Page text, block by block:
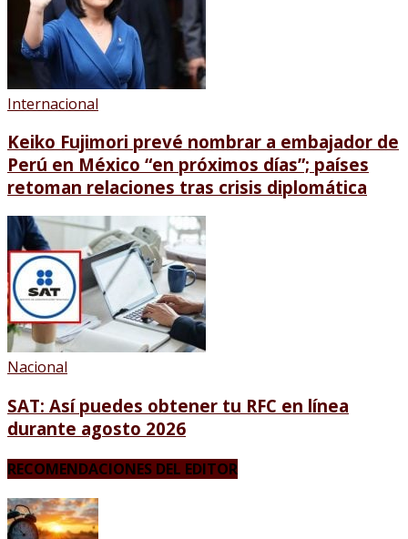
Internacional
Keiko Fujimori prevé nombrar a embajador de
Perú en México “en próximos días”; países
retoman relaciones tras crisis diplomática
Nacional
SAT: Así puedes obtener tu RFC en línea
durante agosto 2026
RECOMENDACIONES DEL EDITOR